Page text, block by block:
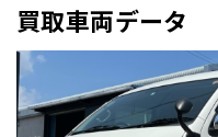
買取車両データ